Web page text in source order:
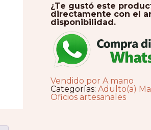
¿Te gustó este
directamente con el
disponibilidad.
Vendido por A mano
Categorías: Adulto(a)
Oficios artesanales